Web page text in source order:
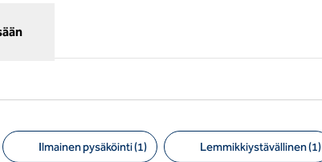
Ilmainen pysäköinti (1) Lemmikkiystävällinen (1)